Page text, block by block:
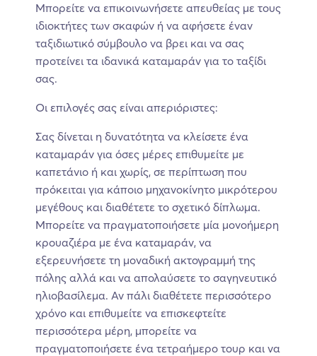
Μπορείτε να επικοινωνήσετε απευθείας με τους
ιδιοκτήτες των σκαφών ή να αφήσετε έναν
ταξιδιωτικό σύμβουλο να βρει και να σας
προτείνει τα ιδανικά καταμαράν για το ταξίδι
σας.
Οι επιλογές σας είναι απεριόριστες:
Σας δίνεται η δυνατότητα να κλείσετε ένα
καταμαράν για όσες μέρες επιθυμείτε με
καπετάνιο ή και χωρίς, σε περίπτωση που
πρόκειται για κάποιο μηχανοκίνητο μικρότερου
μεγέθους και διαθέτετε το σχετικό δίπλωμα.
Μπορείτε να πραγματοποιήσετε μία μονοήμερη
κρουαζιέρα με ένα καταμαράν, να
εξερευνήσετε τη μοναδική ακτογραμμή της
πόλης αλλά και να απολαύσετε το σαγηνευτικό
ηλιοβασίλεμα. Αν πάλι διαθέτετε περισσότερο
χρόνο και επιθυμείτε να επισκεφτείτε
περισσότερα μέρη, μπορείτε να
πραγματοποιήσετε ένα τετραήμερο τουρ και να